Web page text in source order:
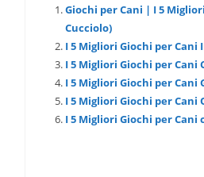
Giochi per Cani | I 5
Cucciolo)
I 5 Migliori Giochi per
I 5 Migliori Giochi per Cani
I 5 Migliori Giochi per Cani
I 5 Migliori Giochi per Cani
I 5 Migliori Giochi per Cani